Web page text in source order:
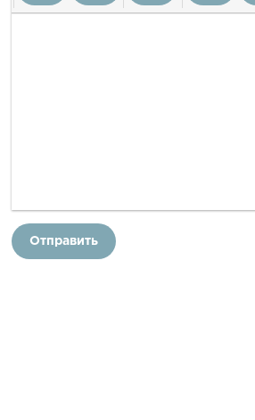
Отправить